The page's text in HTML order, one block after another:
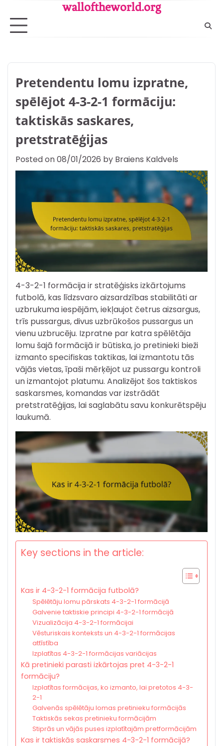
content
walloftheworld.org
Pretendentu lomu izpratne,
spēlējot 4-3-2-1 formāciju:
taktiskās saskares,
pretstratēģijas
Posted on08/01/2026 by Braiens Kaldvels
4-3-2-1 formācija ir stratēģisks izkārtojums
futbolā, kas līdzsvaro aizsardzības stabilitāti ar
uzbrukuma iespējām, iekļaujot četrus aizsargus,
trīs pussargus, divus uzbrūkošos pussargus un
vienu uzbrucēju. Izpratne par katra spēlētāja
lomu šajā formācijā ir būtiska, jo pretinieki bieži
izmanto specifiskas taktikas, lai izmantotu tās
vājās vietas, īpaši mērķējot uz pussargu kontroli
un izmantojot platumu. Analizējot šos taktiskos
saskarsmes, komandas var izstrādāt
pretstratēģijas, lai saglabātu savu konkurētspēju
laukumā.
Key sections in the article:
Kas ir 4-3-2-1 formācija futbolā?
Spēlētāju lomu pārskats 4-3-2-1 formācijā
Galvenie taktiskie principi 4-3-2-1 formācijā
Vizualizācija 4-3-2-1 formācijai
Vēsturiskais konteksts un 4-3-2-1 formācijas
attīstība
Izplatītas 4-3-2-1 formācijas variācijas
Kā pretinieki parasti izkārtojas pret 4-3-2-1
formāciju?
Izplatītas formācijas, ko izmanto, lai pretotos 4-3-
2-1
Galvenās spēlētāju lomas pretinieku formācijās
Taktiskās sekas pretinieku formācijām
Stiprās un vājās puses izplatītajām pretformācijām
Kas ir taktiskās saskarsmes 4-3-2-1 formācijā?